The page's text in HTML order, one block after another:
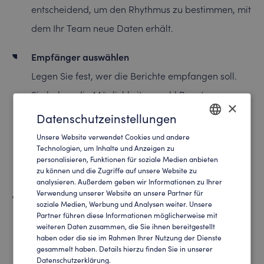
entscheidend, um den Rhythmus zu bestimmen, mit
dem Ihr Team neue Daten erhält.
Empfänger auswählen
Legen Sie fest, wer die Berichte empfangen soll.
Sie haben die Möglichkeit, sowohl Benutzer
innerhalb Ihres SalesViewer®-Kontos als auch
externe Empfänger zu bestimmen. Dies
gewährleistet, dass alle relevanten Parteien die
Informationen erhalten.
Sprache und Format des Berichts wählen
Passen Sie den Bericht an die Bedürfnisse Ihres
Teams an, indem Sie die Spracheinstellungen
anpassen und das bevorzugte Format auswählen.
GERMAN
×
Datenschutzeinstellungen
Unsere Website verwendet Cookies und andere
Technologien, um Inhalte und Anzeigen zu
personalisieren, Funktionen für soziale Medien anbieten
zu können und die Zugriffe auf unsere Website zu
analysieren. Außerdem geben wir Informationen zu Ihrer
Verwendung unserer Website an unsere Partner für
soziale Medien, Werbung und Analysen weiter. Unsere
Partner führen diese Informationen möglicherweise mit
weiteren Daten zusammen, die Sie ihnen bereitgestellt
haben oder die sie im Rahmen Ihrer Nutzung der Dienste
gesammelt haben. Details hierzu finden Sie in unserer
Datenschutzerklärung.